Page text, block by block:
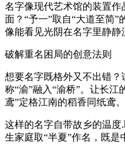
名字像现代艺术馆的装置
面？“予一”取自“大道至简
像能看见光阴在名字里静静
破解重名困局的创意法则
想要名字既格外又不出错？
称“渝”融入“渝桥”。让长
鸢”定格江南的稻香同纸鸢。
这样的名字自带故乡的温
生家庭取“半夏”作名，既